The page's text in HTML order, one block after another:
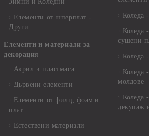
Зимни и Коледни
Елементи от шперплат -
Други
Елементи и материали за
декорация
Акрил и пластмаса
Дървени елементи
Елементи от филц, фоам и
плат
Естествени материали
Коледа
Коледа
сушени
Коледа
Коледа
молдове
Коледа
декупаж